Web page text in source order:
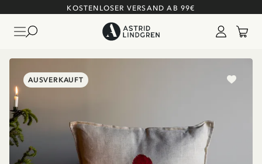
KOSTENLOSER VERSAND AB 99€
AUSVERKAUFT